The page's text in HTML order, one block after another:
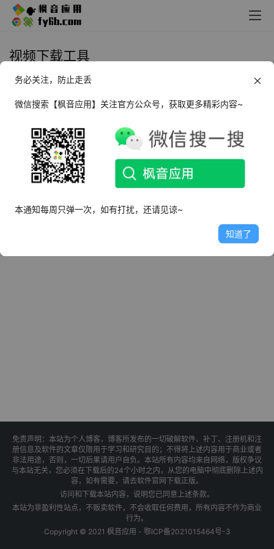
视频下载工具
Windows Parabolic 视频下载工具
_v2025.1.4
2025年3月26日
免责声明：本站为个人博客，博客所发布的一切破解软件、补丁、注册机和注
册信息及软件的文章仅限用于学习和研究目的；不得将上述内容用于商业或者
非法用途，否则，一切后果请用户自负。本站所有内容均来自网络，版权争议
与本站无关，您必须在下载后的24个小时之内，从您的电脑中彻底删除上述内
容，如有需要，请去软件官网下载正版。
访问和下载本站内容，说明您已同意上述条款。
本站为非盈利性站点，不贩卖软件，不会收取任何费用，所有内容不作为商业
行为。
Copyright © 2021 枫音应用 - 鄂ICP备2021015464号-3
务必关注，防止走丢
微信搜索【枫音应用】关注官方公众号，获取更多精彩内容~
本通知每周只弹一次，如有打扰，还请见谅~
知道了